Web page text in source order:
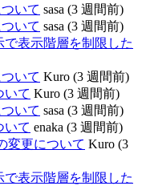
いて sasa (3 週間前)
いて sasa (3 週間前)
表示階層を制限した
いて Kuro (3 週間前)
いて Kuro (3 週間前)
いて sasa (3 週間前)
いて enaka (3 週間前)
変更について Kuro (3
表示階層を制限した